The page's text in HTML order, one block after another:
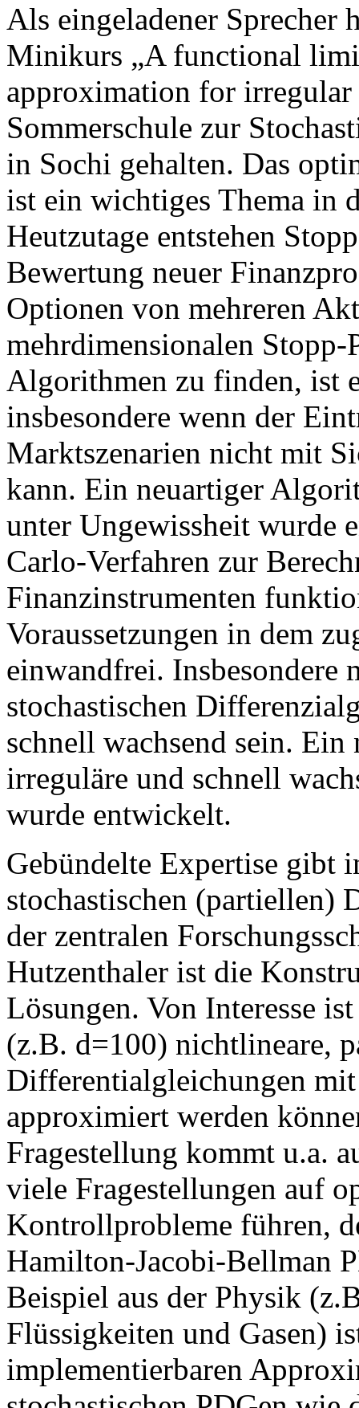
Als eingeladener
Minikurs „A functional
approximation for irregular
Sommerschule zur
in Sochi gehalten. Das
ist ein wichtiges Thema in
Heutzutage entstehen
Bewertung neuer
Optionen von mehreren
mehrdimensionalen
Algorithmen zu finden, ist
insbesondere wenn der
Marktszenarien nicht mit
kann. Ein neuartiger
unter Ungewissheit wurde
Carlo-Verfahren zur
Finanzinstrumenten
Voraussetzungen in dem
einwandfrei. Insbesondere
stochastischen
schnell wachsend sein.
irreguläre und schnell
wurde entwickelt.
Gebündelte Expertise gibt
stochastischen (partiellen)
der zentralen
Hutzenthaler ist die
Lösungen. Von Interesse
(z.B. d=100) nichtlineare,
Differentialgleichungen
approximiert werden
Fragestellung kommt u.a.
viele Fragestellungen auf
Kontrollprobleme führen,
Hamilton-Jacobi-Bellman
Beispiel aus der Physik
Flüssigkeiten und Gasen)
implementierbaren